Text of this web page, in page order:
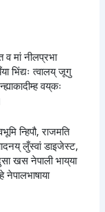
व मां नीलप्रभा
भिंद्यः त्वालय् जूगु
वय्‌कः
न्हिपौ, राजमति
लुँस्वां डाइजेस्ट,
खस नेपाली भाय्‌या
नेपालभाषाया